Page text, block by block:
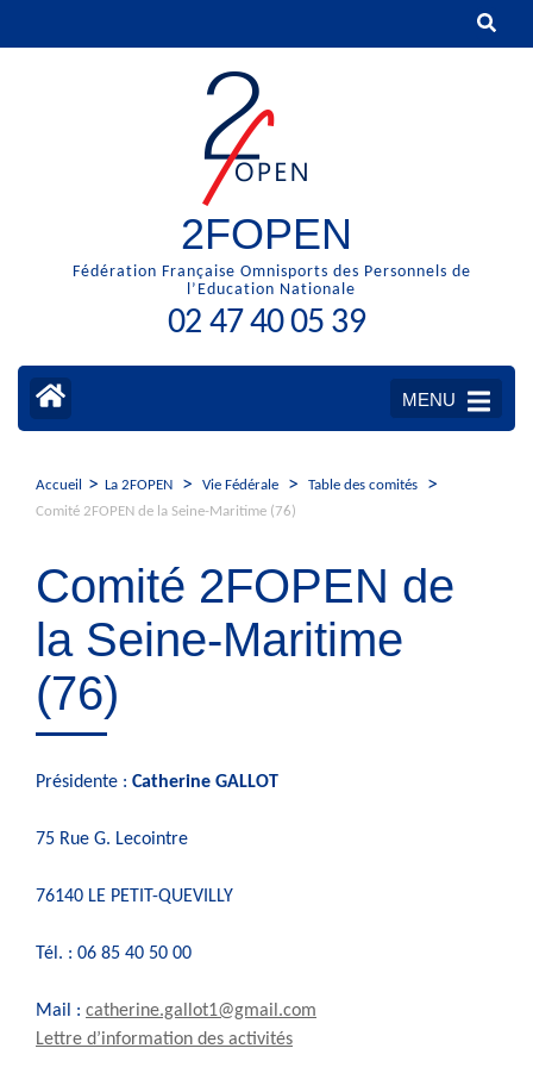
2FOPEN
Fédération Française Omnisports des Personnels de
l’Education Nationale
02 47 40 05 39
MENU
Accueil > La 2FOPEN > Vie Fédérale > Table des comités >
Comité 2FOPEN de la Seine-Maritime (76)
Comité 2FOPEN de
la Seine-Maritime
(76)
Présidente : Catherine GALLOT
75 Rue G. Lecointre
76140 LE PETIT-QUEVILLY
Tél. : 06 85 40 50 00
Mail : catherine.gallot1@gmail.com
Lettre d’information des activités